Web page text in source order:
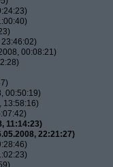
00:08:21)
00:50:19)
13:58:16)
11:14:23)
22:21:27)